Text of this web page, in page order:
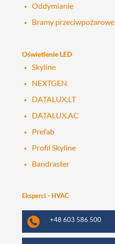
Oddymianie
Bramy przeciwpożarowe
Oświetlenie LED
Skyline
NEXTGEN
DATALUX.LT
DATALUX.AC
Prefab
Profil Skyline
Bandraster
Eksperci - HVAC
+48 603 586 500